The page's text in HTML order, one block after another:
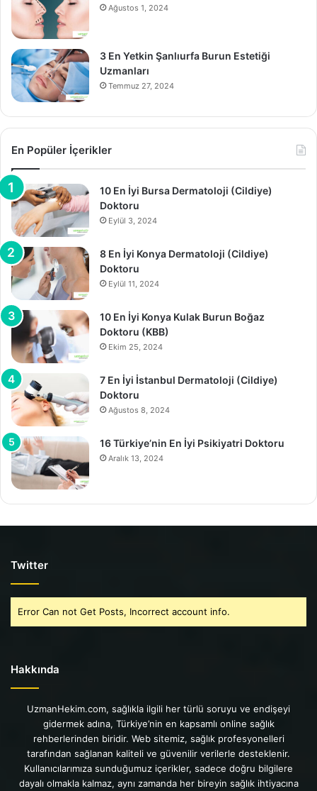
Ağustos 1, 2024
3 En Yetkin Şanlıurfa Burun Estetiği
Uzmanları
Temmuz 27, 2024
En Popüler İçerikler
10 En İyi Bursa Dermatoloji (Cildiye)
Doktoru
Eylül 3, 2024
8 En İyi Konya Dermatoloji (Cildiye)
Doktoru
Eylül 11, 2024
10 En İyi Konya Kulak Burun Boğaz
Doktoru (KBB)
Ekim 25, 2024
7 En İyi İstanbul Dermatoloji (Cildiye)
Doktoru
Ağustos 8, 2024
16 Türkiye’nin En İyi Psikiyatri Doktoru
Aralık 13, 2024
Twitter
Error Can not Get Posts, Incorrect account info.
Hakkında
UzmanHekim.com, sağlıkla ilgili her türlü soruyu ve endişeyi
gidermek adına, Türkiye’nin en kapsamlı online sağlık
rehberlerinden biridir. Web sitemiz, sağlık profesyonelleri
tarafından sağlanan kaliteli ve güvenilir verilerle desteklenir.
Kullanıcılarımıza sunduğumuz içerikler, sadece doğru bilgilere
dayalı olmakla kalmaz, aynı zamanda her bireyin sağlık ihtiyacına